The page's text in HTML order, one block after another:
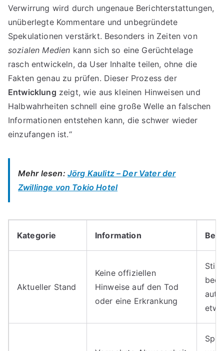
Verwirrung wird durch ungenaue Berichterstattungen,
unüberlegte Kommentare und unbegründete
Spekulationen verstärkt. Besonders in Zeiten von
sozialen Medien kann sich so eine Gerüchtelage
rasch entwickeln, da User Inhalte teilen, ohne die
Fakten genau zu prüfen. Dieser Prozess der
Entwicklung zeigt, wie aus kleinen Hinweisen und
Halbwahrheiten schnell eine große Welle an falschen
Informationen entstehen kann, die schwer wieder
einzufangen ist.“
Mehr lesen: Jörg Kaulitz – Der Vater der
Zwillinge von Tokio Hotel
Kategorie Information
Aktueller Stand
Keine offiziellen
Hinweise auf den Tod
oder eine Erkrankung